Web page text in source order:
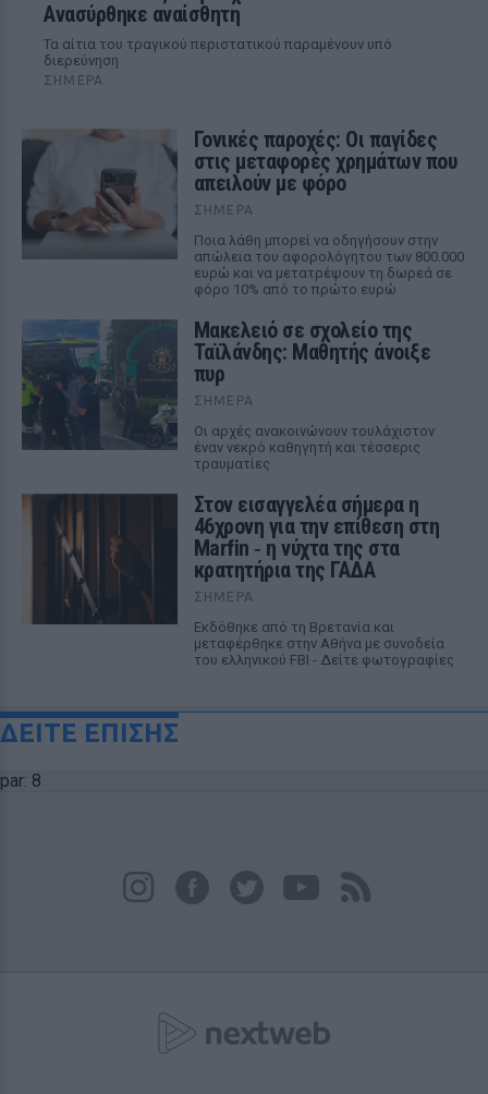
Ανασύρθηκε αναίσθητη
Τα αίτια του τραγικού περιστατικού παραμένουν υπό
διερεύνηση
ΣΉΜΕΡΑ
Γονικές παροχές: Οι παγίδες
στις μεταφορές χρημάτων που
απειλούν με φόρο
ΣΉΜΕΡΑ
Ποια λάθη μπορεί να οδηγήσουν στην
απώλεια του αφορολόγητου των 800.000
ευρώ και να μετατρέψουν τη δωρεά σε
φόρο 10% από το πρώτο ευρώ
Μακελειό σε σχολείο της
Ταϊλάνδης: Μαθητής άνοιξε
πυρ
ΣΉΜΕΡΑ
Οι αρχές ανακοινώνουν τουλάχιστον
έναν νεκρό καθηγητή και τέσσερις
τραυματίες
Στον εισαγγελέα σήμερα η
46χρονη για την επίθεση στη
Marfin ‑ η νύχτα της στα
κρατητήρια της ΓΑΔΑ
ΣΉΜΕΡΑ
Εκδόθηκε από τη Βρετανία και
μεταφέρθηκε στην Αθήνα με συνοδεία
του ελληνικού FBI - Δείτε φωτογραφίες
ΔΕΙΤΕ ΕΠΙΣΗΣ
par: 8